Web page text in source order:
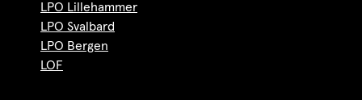
LPO Lillehammer
LPO Svalbard
LPO Bergen
LOF